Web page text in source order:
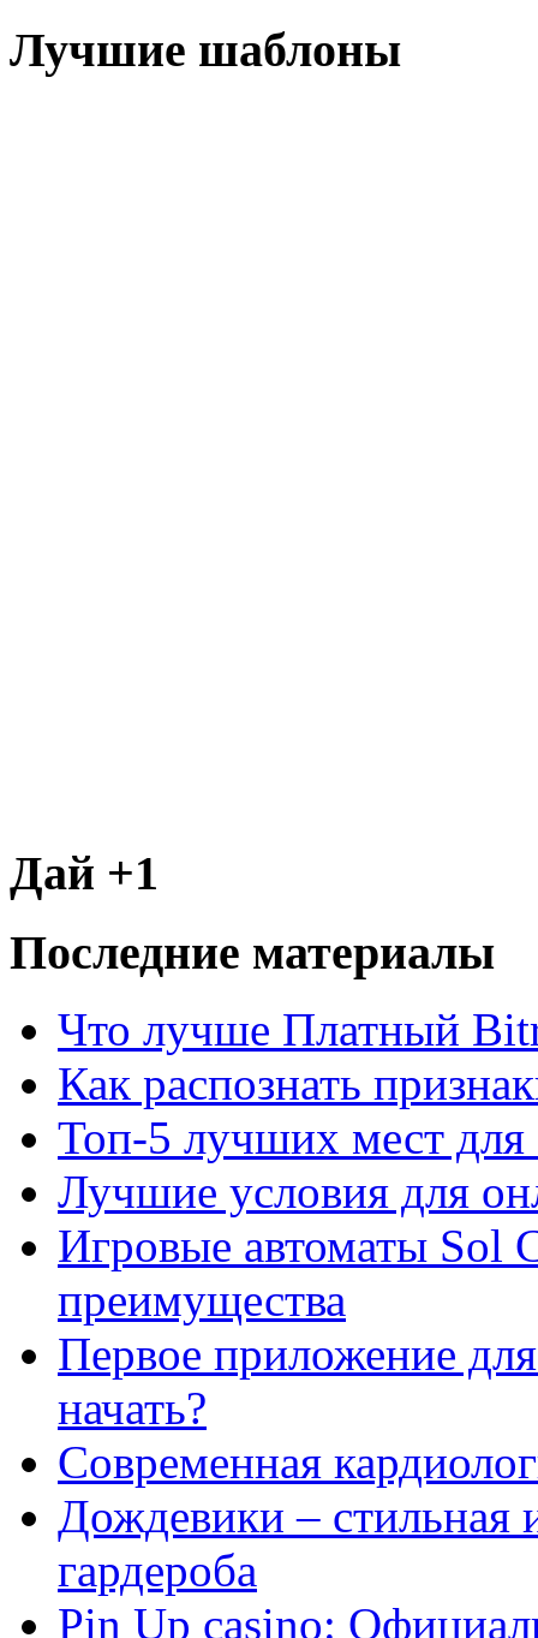
Лучшие шаблоны
Дай +1
Последние материалы
Что лучше Платный
Как распознать
Топ-5 лучших мест для
Лучшие условия для
Игровые автоматы Sol
преимущества
Первое приложение
начать?
Современная
Дождевики – стильная
гардероба
Pin Up casino: